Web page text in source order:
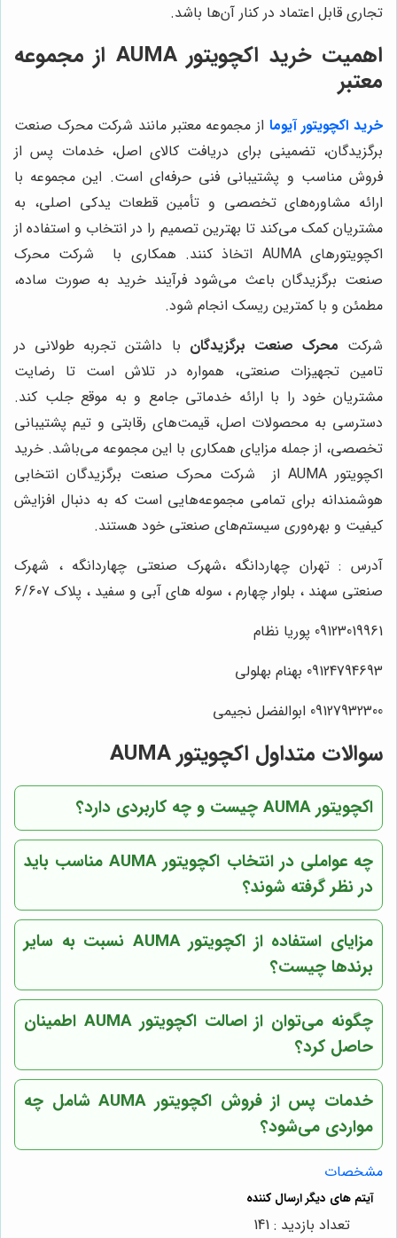
تجاری قابل اعتماد در کنار آن‌ها باشد.
اهمیت خرید اکچویتور AUMA از مجموعه
معتبر
خرید اکچویتور آیوما از مجموعه معتبر مانند شرکت محرک صنعت
برگزیدگان، تضمینی برای دریافت کالای اصل، خدمات پس از
فروش مناسب و پشتیبانی فنی حرفه‌ای است. این مجموعه با
ارائه مشاوره‌های تخصصی و تأمین قطعات یدکی اصلی، به
مشتریان کمک می‌کند تا بهترین تصمیم را در انتخاب و استفاده از
اکچویتورهای AUMA اتخاذ کنند. همکاری با شرکت محرک
صنعت برگزیدگان باعث می‌شود فرآیند خرید به صورت ساده،
مطمئن و با کمترین ریسک انجام شود.
شرکت محرک صنعت برگزیدگان با داشتن تجربه طولانی در
تامین تجهیزات صنعتی، همواره در تلاش است تا رضایت
مشتریان خود را با ارائه خدماتی جامع و به موقع جلب کند.
دسترسی به محصولات اصل، قیمت‌های رقابتی و تیم پشتیبانی
تخصصی، از جمله مزایای همکاری با این مجموعه می‌باشد. خرید
اکچویتور AUMA از شرکت محرک صنعت برگزیدگان انتخابی
هوشمندانه برای تمامی مجموعه‌هایی است که به دنبال افزایش
کیفیت و بهره‌وری سیستم‌های صنعتی خود هستند.
آدرس : تهران چهاردانگه ،شهرک صنعتی چهاردانگه ، شهرک
صنعتی سهند ، بلوار چهارم ، سوله های آبی و سفید ، پلاک ۶/۶۰۷
09123019961 پوریا نظام
09124794693 بهنام بهلولی
09127932300 ابوالفضل نجیمی
سوالات متداول اکچویتور AUMA
اکچویتور AUMA چیست و چه کاربردی دارد؟
چه عواملی در انتخاب اکچویتور AUMA مناسب باید
در نظر گرفته شوند؟
مزایای استفاده از اکچویتور AUMA نسبت به سایر
برندها چیست؟
چگونه می‌توان از اصالت اکچویتور AUMA اطمینان
حاصل کرد؟
خدمات پس از فروش اکچویتور AUMA شامل چه
مواردی می‌شود؟
مشخصات
تعداد بازدید : 141